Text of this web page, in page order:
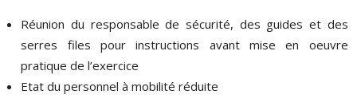
Réunion du responsable de sécurité, des guides et des
serres files pour instructions avant mise en oeuvre
pratique de l’exercice
Etat du personnel à mobilité réduite